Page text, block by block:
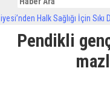
Halk Sağlığı İçin Sıkı
Pendikli